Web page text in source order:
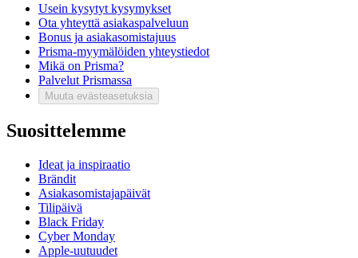
Usein kysytyt kysymykset
Ota yhteyttä asiakaspalveluun
Bonus ja asiakasomistajuus
Prisma-myymälöiden yhteystiedot
Mikä on Prisma?
Palvelut Prismassa
Muuta evästeasetuksia
Suosittelemme
Ideat ja inspiraatio
Brändit
Asiakasomistajapäivät
Tilipäivä
Black Friday
Cyber Monday
Apple-uutuudet